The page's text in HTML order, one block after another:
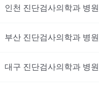
인천 진단검사의학과 병원
부산 진단검사의학과 병원
대구 진단검사의학과 병원